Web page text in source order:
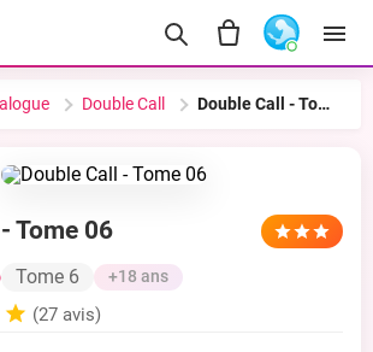
Double Call Double Call - Tome 06
Tome 06
Tome 6 +18 ans
(27 avis)